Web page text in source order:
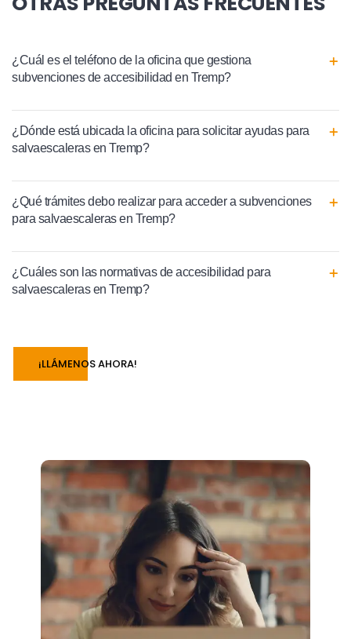
¿Cuál es el teléfono de la oficina que gestiona
subvenciones de accesibilidad en Tremp?
¿Dónde está ubicada la oficina para solicitar ayudas para
salvaescaleras en Tremp?
¿Qué trámites debo realizar para acceder a subvenciones
para salvaescaleras en Tremp?
¿Cuáles son las normativas de accesibilidad para
salvaescaleras en Tremp?
¡LLÁMENOS AHORA!